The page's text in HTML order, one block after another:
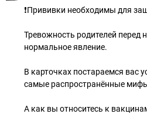
❗️Прививки необходимы для
Тревожность родителей
нормальное явление.
В карточках постараемся вас
самые распространённые
А как вы относитесь к